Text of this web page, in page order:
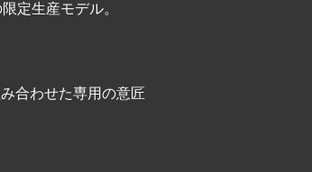
定生産モデル。
合わせた専用の意匠